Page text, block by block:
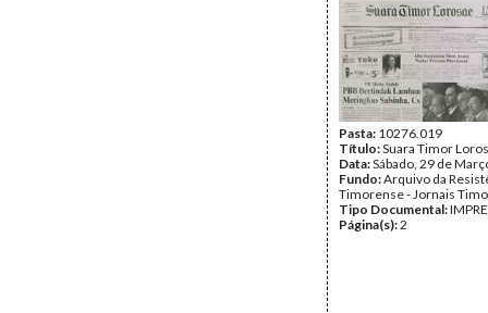
Pasta: 10276.019
Título:Suara Timor
Data:Sábado, 29 de
Fundo:Arquivo da
Timorense - Jornais
Tipo Documental:
Página(s):2